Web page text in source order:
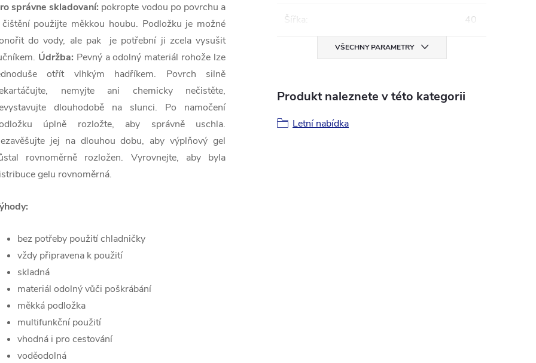
správne skladovaní: pokropte vodou po povrchu a
použijte měkkou houbu. Podložku je možné
do vody, ale pak je potřební ji zcela vysušit
Údržba: Pevný a odolný materiál rohože lze
otřít vlhkým hadříkem. Povrch silně
nemyjte ani chemicky nečistěte,
dlouhodobě na slunci. Po namočení
úplně rozložte, aby správně uschla.
jej na dlouhou dobu, aby výplňový gel
rovnoměrně rozložen. Vyrovnejte, aby byla
gelu rovnoměrná.
bez potřeby použití chladničky
vždy připravena k použití
skladná
materiál odolný vůči poškrábání
měkká podložka
multifunkční použití
vhodná i pro cestování
voděodolná
Šířka: 40
VŠECHNY PARAMETRY
Produkt naleznete v této kategorii
Letní nabídka